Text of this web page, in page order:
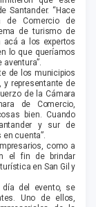
Santander. “Hace
de Comercio de
de turismo de
acá a los expertos
lo que queríamos
de los municipios
y representante de
de la Cámara
de Comercio,
bien. Cuando
y sur de
cuenta”.
como a
el fin de brindar
en San Gil y
día del evento, se
Uno de ellos,